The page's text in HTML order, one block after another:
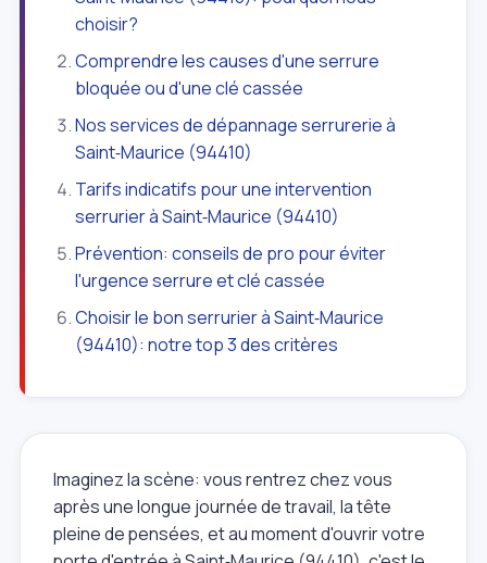
choisir?
Comprendre les causes d'une serrure
bloquée ou d'une clé cassée
Nos services de dépannage serrurerie à
Saint‑Maurice (94410)
Tarifs indicatifs pour une intervention
serrurier à Saint‑Maurice (94410)
Prévention: conseils de pro pour éviter
l'urgence serrure et clé cassée
Choisir le bon serrurier à Saint‑Maurice
(94410): notre top 3 des critères
Imaginez la scène: vous rentrez chez vous
après une longue journée de travail, la tête
pleine de pensées, et au moment d'ouvrir votre